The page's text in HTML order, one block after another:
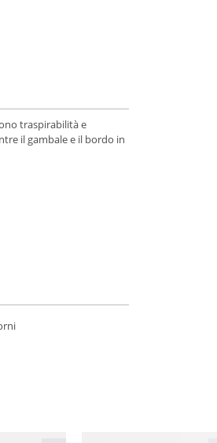
traspirabilità e
il gambale e il bordo in